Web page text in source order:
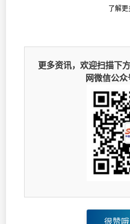
了解更
更多资讯，欢迎扫描下
网微信公
很赞